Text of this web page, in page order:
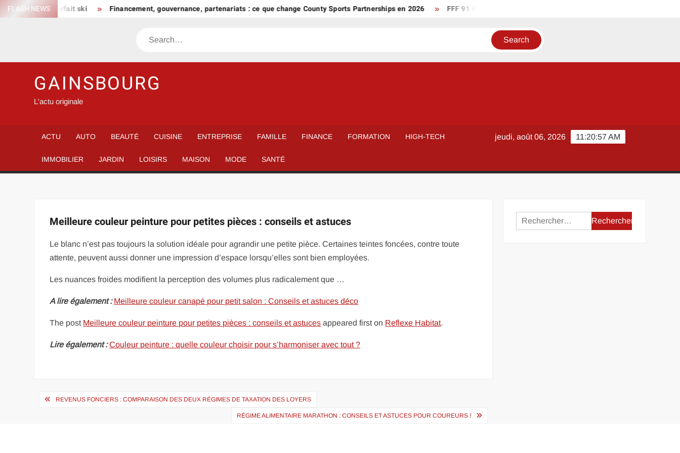
Skip
to
FLASH NEWS
choisir son forfait ski Financement, gouvernance, partenariats : ce que change County Sports Partnerships en 2026 FFF 91 sur les réseaux sociaux : où suivre l’actualité du district ?
Search
GAINSBOURG
L'actu originale
ACTU AUTO BEAUTÉ CUISINE ENTREPRISE FAMILLE FINANCE FORMATION HIGH-TECH
IMMOBILIER JARDIN LOISIRS MAISON MODE SANTÉ
11:20:57 AM
jeudi, août 06, 2026
Meilleure couleur peinture pour petites pièces : conseils et astuces
Le blanc n’est pas toujours la solution idéale pour agrandir une petite pièce. Certaines teintes foncées, contre toute
attente, peuvent aussi donner une impression d’espace lorsqu’elles sont bien employées.
Les nuances froides modifient la perception des volumes plus radicalement que …
A lire également : Meilleure couleur canapé pour petit salon : Conseils et astuces déco
The post Meilleure couleur peinture pour petites pièces : conseils et astuces appeared first on Reflexe Habitat.
Lire également : Couleur peinture : quelle couleur choisir pour s’harmoniser avec tout ?
Navigation
REVENUS FONCIERS : COMPARAISON DES DEUX RÉGIMES DE TAXATION DES LOYERS
RÉGIME ALIMENTAIRE MARATHON : CONSEILS ET ASTUCES POUR COUREURS !
Rechercher :